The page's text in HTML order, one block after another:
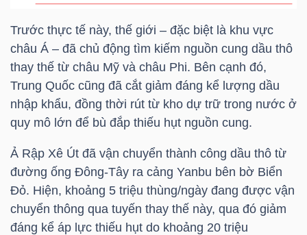
Trước thực tế này, thế giới – đặc biệt là khu vực
châu Á – đã chủ động tìm kiếm nguồn cung dầu thô
thay thế từ châu Mỹ và châu Phi. Bên cạnh đó,
Trung Quốc cũng đã cắt giảm đáng kể lượng dầu
nhập khẩu, đồng thời rút từ kho dự trữ trong nước ở
quy mô lớn để bù đắp thiếu hụt nguồn cung.
Ả Rập Xê Út đã vận chuyển thành công dầu thô từ
đường ống Đông-Tây ra cảng Yanbu bên bờ Biển
Đỏ. Hiện, khoảng 5 triệu thùng/ngày đang được vận
chuyển thông qua tuyến thay thế này, qua đó giảm
đáng kể áp lực thiếu hụt do khoảng 20 triệu
Truyền
thông
tài
chính